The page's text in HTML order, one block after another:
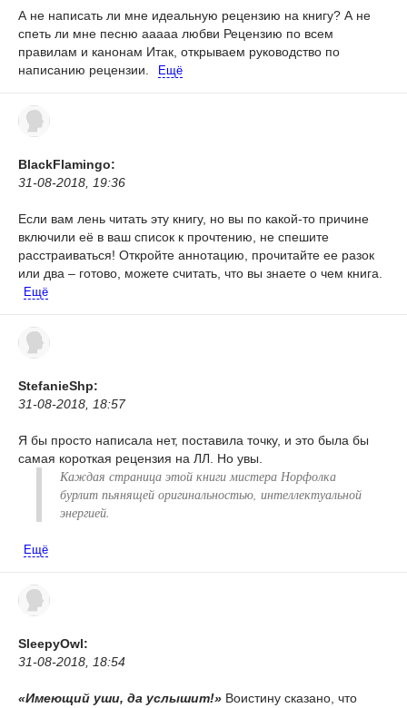
А не написать ли мне идеальную рецензию на книгу? А не
спеть ли мне песню ааааа любви Рецензию по всем
правилам и канонам Итак, открываем руководство по
написанию рецензии.
Ещё
BlackFlamingo:
31-08-2018, 19:36
Если вам лень читать эту книгу, но вы по какой-то причине
включили её в ваш список к прочтению, не спешите
расстраиваться! Откройте аннотацию, прочитайте ее разок
или два – готово, можете считать, что вы знаете о чем книга.
Ещё
StefanieShp:
31-08-2018, 18:57
Я бы просто написала нет, поставила точку, и это была бы
самая короткая рецензия на ЛЛ. Но увы.
Каждая страница этой книги мистера Норфолка
бурлит пьянящей оригинальностью, интеллектуальной
энергией.
Ещё
SleepyOwl:
31-08-2018, 18:54
«Имеющий уши, да услышит!» Воистину сказано, что